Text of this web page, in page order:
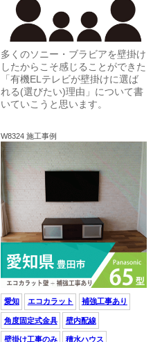
多くのソニー・ブラビアを壁掛け
したからこそ感じることができた
「有機ELテレビが壁掛けに選ば
れる(選びたい)理由」について書
いていこうと思います。
W8324 施工事例
愛知 エコカラット 補強工事あり
角度固定式金具 壁内配線
壁掛け工事のみ 積水ハウス